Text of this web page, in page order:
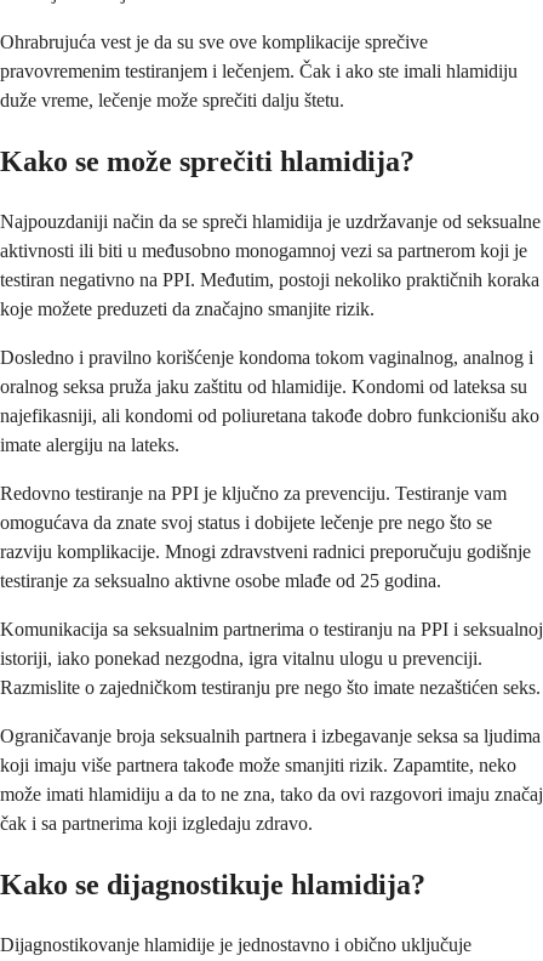
Ohrabrujuća vest je da su sve ove komplikacije sprečive
pravovremenim testiranjem i lečenjem. Čak i ako ste imali hlamidiju
duže vreme, lečenje može sprečiti dalju štetu.
Kako se može sprečiti hlamidija?
Najpouzdaniji način da se spreči hlamidija je uzdržavanje od seksualne
aktivnosti ili biti u međusobno monogamnoj vezi sa partnerom koji je
testiran negativno na PPI. Međutim, postoji nekoliko praktičnih koraka
koje možete preduzeti da značajno smanjite rizik.
Dosledno i pravilno korišćenje kondoma tokom vaginalnog, analnog i
oralnog seksa pruža jaku zaštitu od hlamidije. Kondomi od lateksa su
najefikasniji, ali kondomi od poliuretana takođe dobro funkcionišu ako
imate alergiju na lateks.
Redovno testiranje na PPI je ključno za prevenciju. Testiranje vam
omogućava da znate svoj status i dobijete lečenje pre nego što se
razviju komplikacije. Mnogi zdravstveni radnici preporučuju godišnje
testiranje za seksualno aktivne osobe mlađe od 25 godina.
Komunikacija sa seksualnim partnerima o testiranju na PPI i seksualnoj
istoriji, iako ponekad nezgodna, igra vitalnu ulogu u prevenciji.
Razmislite o zajedničkom testiranju pre nego što imate nezaštićen seks.
Ograničavanje broja seksualnih partnera i izbegavanje seksa sa ljudima
koji imaju više partnera takođe može smanjiti rizik. Zapamtite, neko
može imati hlamidiju a da to ne zna, tako da ovi razgovori imaju značaj
čak i sa partnerima koji izgledaju zdravo.
Kako se dijagnostikuje hlamidija?
Dijagnostikovanje hlamidije je jednostavno i obično uključuje